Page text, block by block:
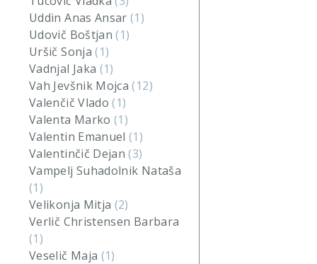
Uddin Anas Ansar(1)
Udovič Boštjan(1)
Uršič Sonja(1)
Vadnjal Jaka (1)
Vah Jevšnik Mojca(12)
Valenčič Vlado(1)
Valenta Marko(1)
Valentin Emanuel(1)
Valentinčič Dejan(3)
Vampelj Suhadolnik Nataša
(1)
Velikonja Mitja (2)
Verlič Christensen Barbara
(1)
Veselič Maja (1)